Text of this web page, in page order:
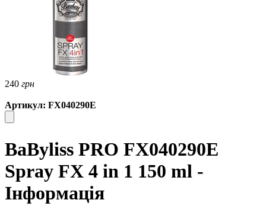
240 грн
Артикул: FX040290E
BaByliss PRO FX040290E
Spray FX 4 in 1 150 ml -
Інформація